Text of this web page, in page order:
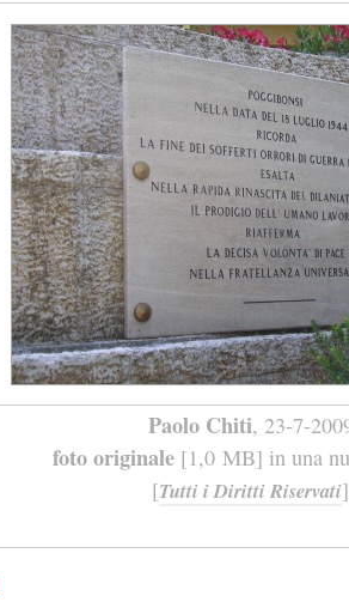
Paolo Chiti, 23-7-
foto originale[1,0 MB] in una
[Tutti i Diritti Riservati]